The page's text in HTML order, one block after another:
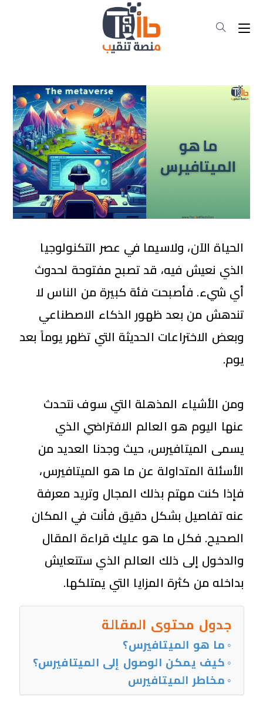
الحياة الآن، ولاسيما في عصر التكنولوجيا
الذي نعيش فيه، قد تصبح مفتوحة لحدوث
أي شيء. فأصبحت فئة كبيرة من الناس لا
تندهش من بعد ظهور الذكاء الاصطناعي
وبعض الاختراعات الحديثة التي تظهر يوماً بعد
يوم.
ومن الأشياء المذهلة التي سوف نتحدث
عنها اليوم هو العالم الافتراضي الذي
يسمى الميتافيرس، حيث وجدنا العديد من
الأسئلة المتداولة عن ما هو الميتافيرس،
فإذا كنت مهتم بذلك المجال وتريد معرفة
عنه تفاصيل بشكل دقيق فأنت في المكان
الصحيح. فكل ما هو عليك قراءة المقال
والدخول إلى ذلك العالم الذي ستتعايش
بداخله من كثرة المزايا التي يمتلكها.
جدول محتوى المقالة
ما هو الميتافيرس؟
كيف يمكن الوصول إلى الميتافيرس؟
مخاطر الميتافيرس